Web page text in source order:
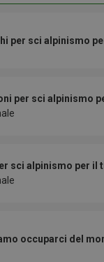
per sci alpinismo
per sci alpinismo
sci alpinismo per il
occuparci del